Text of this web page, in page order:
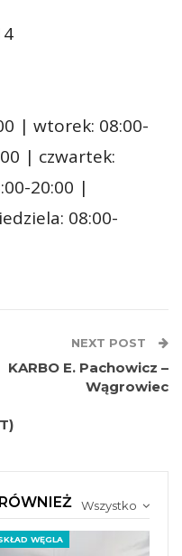
| wtorek: 08:00-
| czwartek:
20:00 |
08:00-
NEXT POST
KARBO E. Pachowicz –
Wągrowiec
Wszystko
WĘGLA